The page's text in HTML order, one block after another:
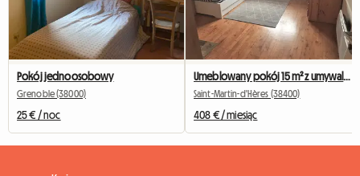
Pokój jednoosobowy
Grenoble (38000)
25 € / noc
Saint-Martin-d'Hères (38400)
408 € / miesiąc